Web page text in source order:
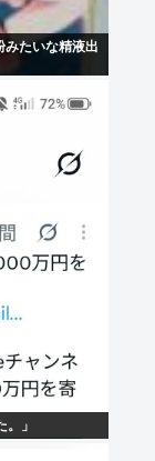
みたいな精液出
」